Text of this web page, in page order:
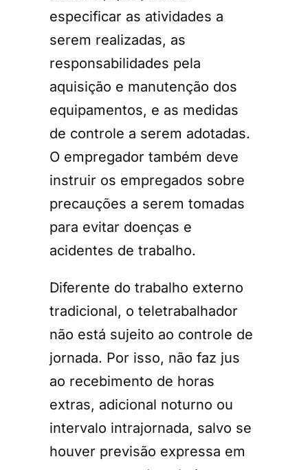
especificar as atividades a
serem realizadas, as
responsabilidades pela
aquisição e manutenção dos
equipamentos, e as medidas
de controle a serem adotadas.
O empregador também deve
instruir os empregados sobre
precauções a serem tomadas
para evitar doenças e
acidentes de trabalho.
Diferente do trabalho externo
tradicional, o teletrabalhador
não está sujeito ao controle de
jornada. Por isso, não faz jus
ao recebimento de horas
extras, adicional noturno ou
intervalo intrajornada, salvo se
houver previsão expressa em